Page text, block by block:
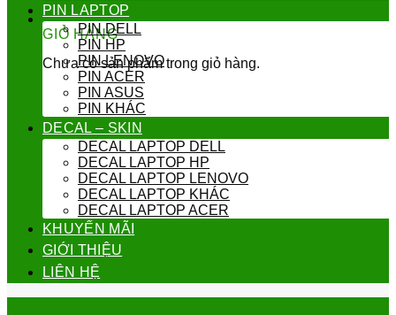
GIỎ HÀNG
Chưa có sản phẩm trong giỏ hàng.
PIN LAPTOP
PIN DELL
PIN HP
PIN LENOVO
PIN ACER
PIN ASUS
PIN KHÁC
DECAL – SKIN
DECAL LAPTOP DELL
DECAL LAPTOP HP
DECAL LAPTOP LENOVO
DECAL LAPTOP KHÁC
DECAL LAPTOP ACER
KHUYẾN MÃI
GIỚI THIỆU
LIÊN HỆ